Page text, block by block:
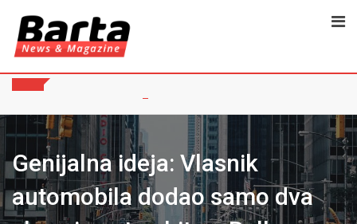
content
Genijalna ideja: Vlasnik
automobila dodao samo dva